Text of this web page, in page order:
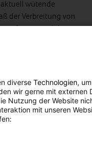
aktuell wütende
der Verbreitung von
und das
des Menschen
uns in Kontakt
Tiermehl)
und
den Menschen. Auch
wo sie zuvor
diverse Technologien,
wir gerne mit externen
Nutzung der Website
mit unseren